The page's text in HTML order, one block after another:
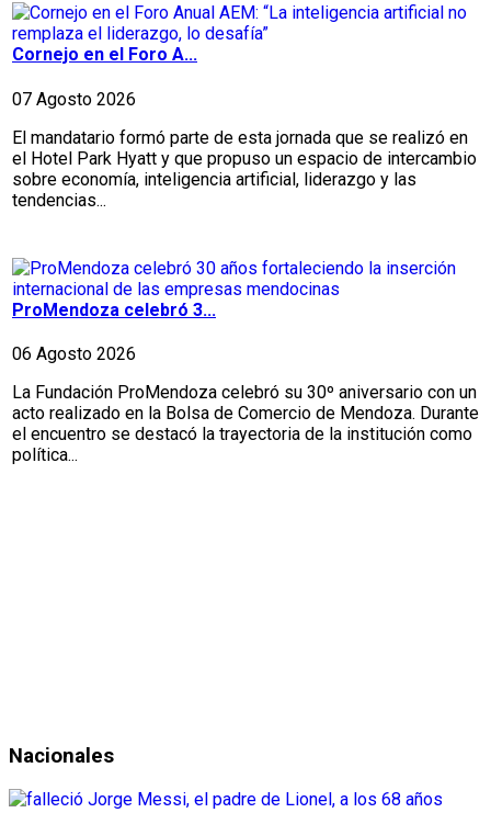
Cornejo en el Foro A...
07 Agosto 2026
El mandatario formó parte de esta jornada que se realizó en
el Hotel Park Hyatt y que propuso un espacio de intercambio
sobre economía, inteligencia artificial, liderazgo y las
tendencias...
ProMendoza celebró 3...
06 Agosto 2026
La Fundación ProMendoza celebró su 30º aniversario con un
acto realizado en la Bolsa de Comercio de Mendoza. Durante
el encuentro se destacó la trayectoria de la institución como
política...
Nacionales